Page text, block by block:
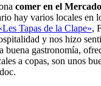
comer en el
hay varios locales en
Tapas de la Clape»,
y nos hizo
buena gastronomía,
a copas, son unos